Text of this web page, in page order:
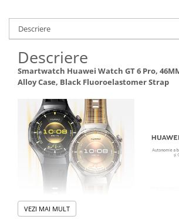
Descriere
Descriere
Smartwatch Huawei Watch GT 6 Pro,
Alloy Case, Black Fluoroelastomer Strap
VEZI MAI MULT